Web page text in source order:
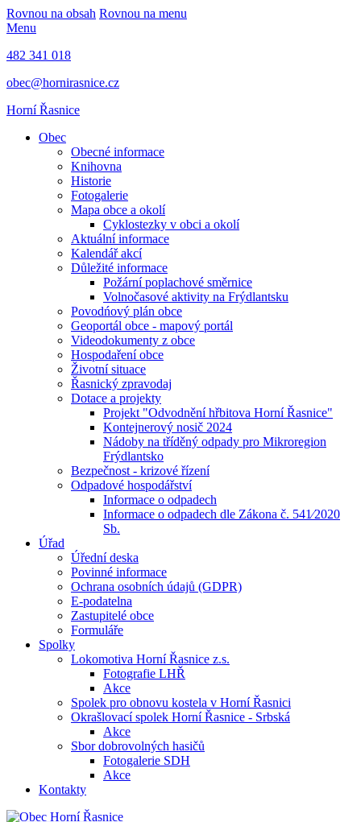
Rovnou na obsah Rovnou na menu
Menu
482 341 018
obec@hornirasnice.cz
Horní Řasnice
Obec
Obecné informace
Knihovna
Historie
Fotogalerie
Mapa obce a okolí
Cyklostezky v obci a okolí
Aktuální informace
Kalendář akcí
Důležité informace
Požární poplachové směrnice
Volnočasové aktivity na Frýdlantsku
Povodńový plán obce
Geoportál obce - mapový portál
Videodokumenty z obce
Hospodaření obce
Životní situace
Řasnický zpravodaj
Dotace a projekty
Projekt "Odvodnění hřbitova Horní Řasnice"
Kontejnerový nosič 2024
Nádoby na tříděný odpady pro Mikroregion
Frýdlantsko
Bezpečnost - krizové řízení
Odpadové hospodářství
Informace o odpadech
Informace o odpadech dle Zákona č. 541⁄2020
Sb.
Úřad
Úřední deska
Povinné informace
Ochrana osobních údajů (GDPR)
E-podatelna
Zastupitelé obce
Formuláře
Spolky
Lokomotiva Horní Řasnice z.s.
Fotografie LHŘ
Akce
Spolek pro obnovu kostela v Horní Řasnici
Okrašlovací spolek Horní Řasnice - Srbská
Akce
Sbor dobrovolných hasičů
Fotogalerie SDH
Akce
Kontakty